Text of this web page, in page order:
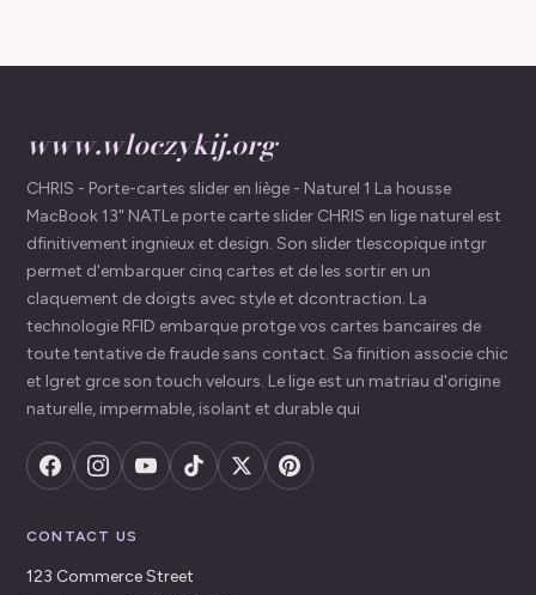
www.wloczykij.org
CHRIS - Porte-cartes slider en liège - Naturel 1 La housse
MacBook 13" NATLe porte carte slider CHRIS en lige naturel est
dfinitivement ingnieux et design. Son slider tlescopique intgr
permet d'embarquer cinq cartes et de les sortir en un
claquement de doigts avec style et dcontraction. La
technologie RFID embarque protge vos cartes bancaires de
toute tentative de fraude sans contact. Sa finition associe chic
et lgret grce son touch velours. Le lige est un matriau d'origine
naturelle, impermable, isolant et durable qui
CONTACT US
123 Commerce Street